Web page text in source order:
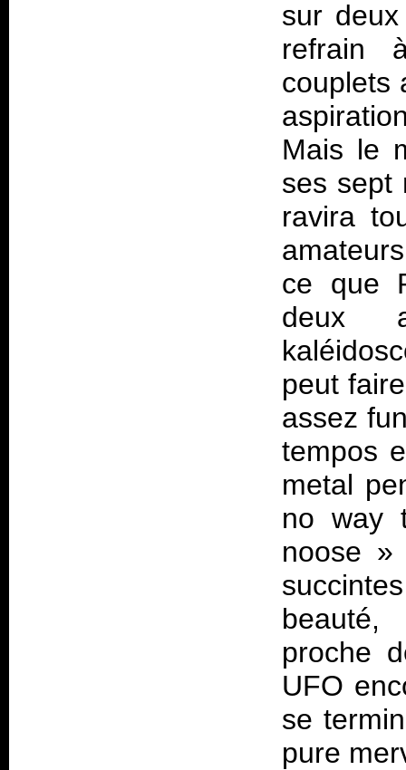
sur
refrain
couplets
Mais le
ses sept
ravira
ce que
deux
peut
assez
tempos
metal
no way
noose »
proche
UFO
se
pure